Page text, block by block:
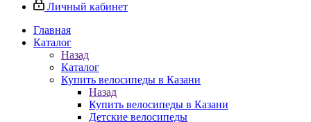
Личный кабинет
Главная
Каталог
Назад
Каталог
Купить велосипеды в Казани
Назад
Купить велосипеды в Казани
Детские велосипеды